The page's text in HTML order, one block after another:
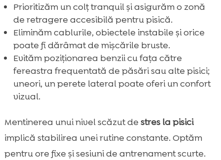
Prioritizăm un colț tranquil și asigurăm o zonă
de retragere accesibilă pentru pisică.
Eliminăm cablurile, obiectele instabile și orice
poate fi dărâmat de mișcările bruste.
Evităm poziționarea benzii cu fața către
fereastra frequentată de păsări sau alte pisici;
uneori, un perete lateral poate oferi un confort
vizual.
Mentinerea unui nivel scăzut de stres la pisici
implică stabilirea unei rutine constante. Optăm
pentru ore fixe și sesiuni de antrenament scurte.